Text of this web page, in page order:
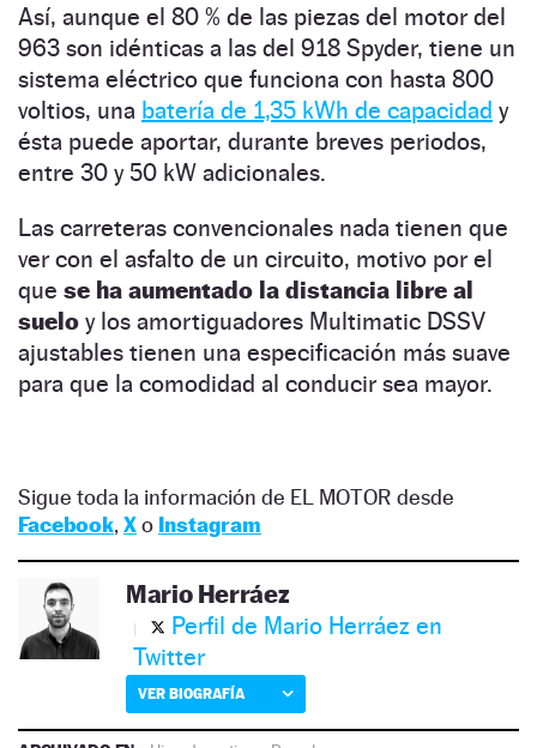
Así, aunque el 80 % de las piezas del motor del
963 son idénticas a las del 918 Spyder, tiene un
sistema eléctrico que funciona con hasta 800
voltios, una batería de 1,35 kWh de capacidad y
ésta puede aportar, durante breves periodos,
entre 30 y 50 kW adicionales.
Las carreteras convencionales nada tienen que
ver con el asfalto de un circuito, motivo por el
que se ha aumentado la distancia libre al
suelo y los amortiguadores Multimatic DSSV
ajustables tienen una especificación más suave
para que la comodidad al conducir sea mayor.
Sigue toda la información de EL MOTOR desde
Facebook, Xo Instagram
Mario Herráez
Perfil de Mario Herráez en
Twitter
VER BIOGRAFÍA